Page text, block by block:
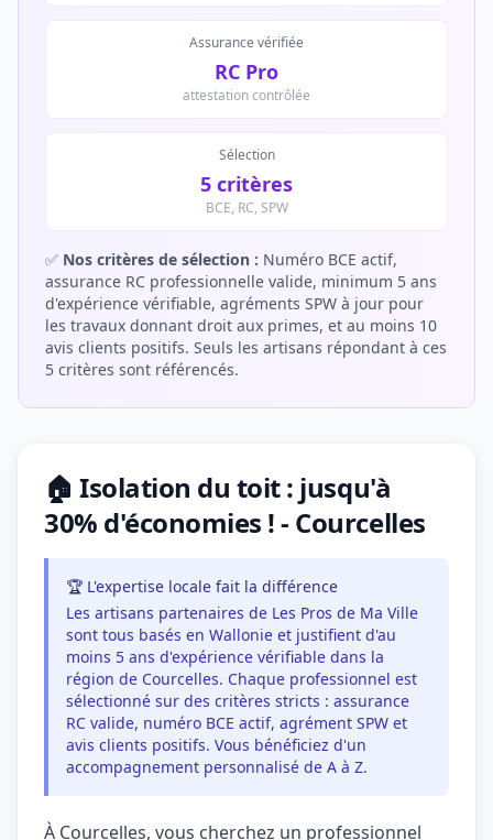
Assurance vérifiée
RC Pro
attestation contrôlée
Sélection
5 critères
BCE, RC, SPW
✅ Nos critères de sélection : Numéro BCE actif,
assurance RC professionnelle valide, minimum 5 ans
d'expérience vérifiable, agréments SPW à jour pour
les travaux donnant droit aux primes, et au moins 10
avis clients positifs. Seuls les artisans répondant à ces
5 critères sont référencés.
🏠 Isolation du toit : jusqu'à
30% d'économies ! - Courcelles
🏆 L'expertise locale fait la différence
Les artisans partenaires de Les Pros de Ma Ville
sont tous basés en Wallonie et justifient d'au
moins 5 ans d'expérience vérifiable dans la
région de Courcelles. Chaque professionnel est
sélectionné sur des critères stricts : assurance
RC valide, numéro BCE actif, agrément SPW et
avis clients positifs. Vous bénéficiez d'un
accompagnement personnalisé de A à Z.
À Courcelles, vous cherchez un professionnel